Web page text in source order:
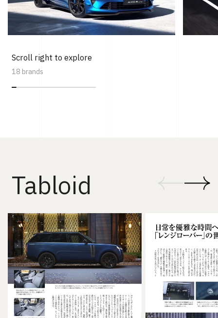
Scroll right to explore
18 brands
Tabloid